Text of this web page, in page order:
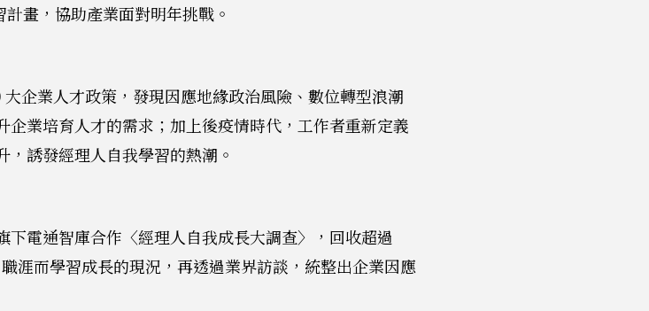
畫，協助產業面對明年挑戰。
企業人才政策，發現因應地緣政治風險、數位轉型浪潮
業培育人才的需求；加上後疫情時代，工作者重新定義
誘發經理人自我學習的熱潮。
電通智庫合作〈經理人自我成長大調查〉，回收超過
涯而學習成長的現況，再透過業界訪談，統整出企業因應